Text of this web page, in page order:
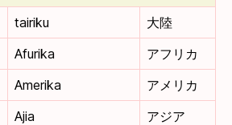
tairiku
大陸
Afurika
アフリカ
Amerika
アメリカ
Ajia アジア